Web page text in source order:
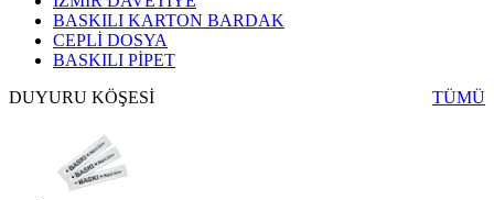
BASKILI KARTON BARDAK
CEPLİ DOSYA
BASKILI PİPET
DUYURU KÖŞESİ
TÜMÜ